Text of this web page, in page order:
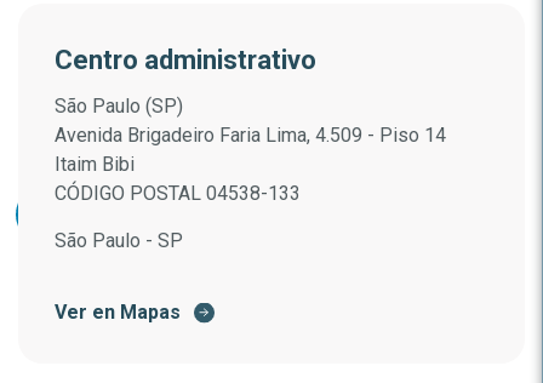
Centro administrativo
São Paulo (SP)
Avenida Brigadeiro Faria Lima, 4.509 - Piso 14
Itaim Bibi
CÓDIGO POSTAL 04538-133
São Paulo - SP
Ver en Mapas